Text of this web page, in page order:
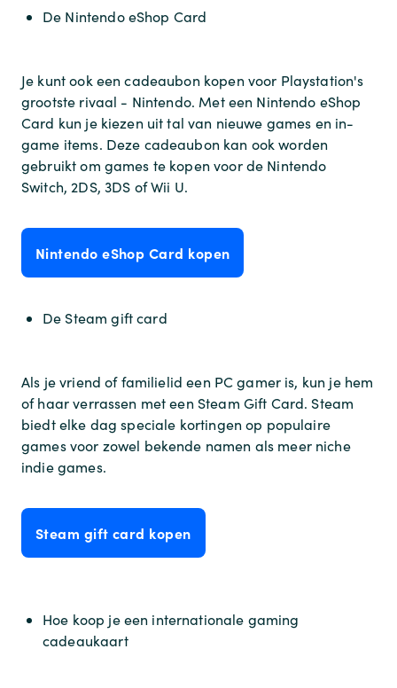
De Nintendo eShop Card
Je kunt ook een cadeaubon kopen voor Playstation's
grootste rivaal - Nintendo. Met een Nintendo eShop
Card kun je kiezen uit tal van nieuwe games en in-
game items. Deze cadeaubon kan ook worden
gebruikt om games te kopen voor de Nintendo
Switch, 2DS, 3DS of Wii U.
Nintendo eShop Card kopen
De Steam gift card
Als je vriend of familielid een PC gamer is, kun je hem
of haar verrassen met een Steam Gift Card. Steam
biedt elke dag speciale kortingen op populaire
games voor zowel bekende namen als meer niche
indie games.
Steam gift card kopen
Hoe koop je een internationale gaming
cadeaukaart